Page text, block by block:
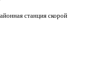
станция скорой